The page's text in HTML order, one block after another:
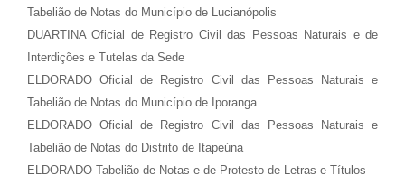
Tabelião de Notas do Município de Lucianópolis
DUARTINA Oficial de Registro Civil das Pessoas Naturais e de
Interdições e Tutelas da Sede
ELDORADO Oficial de Registro Civil das Pessoas Naturais e
Tabelião de Notas do Município de Iporanga
ELDORADO Oficial de Registro Civil das Pessoas Naturais e
Tabelião de Notas do Distrito de Itapeúna
ELDORADO Tabelião de Notas e de Protesto de Letras e Títulos